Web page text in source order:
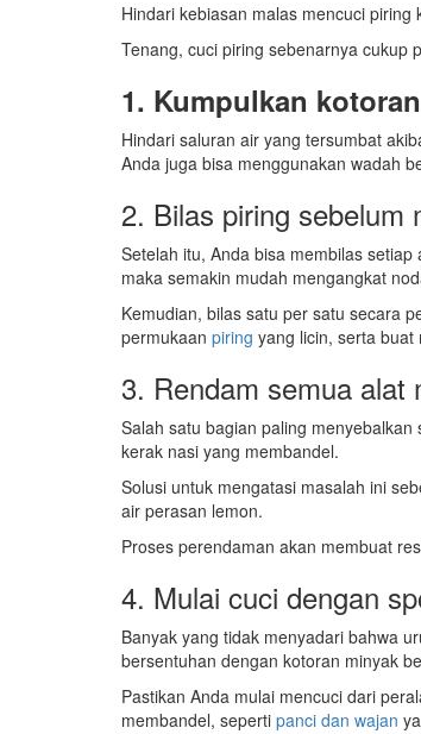
Hindari kebiasan malas mencuci
Tenang, cuci piring sebenarnya cukup
1. Kumpulkan
Hindari saluran air yang tersumbat
Anda juga bisa menggunakan wadah
2. Bilas piring sebelum
Setelah itu, Anda bisa membilas
maka semakin mudah mengangkat
Kemudian, bilas satu per satu secara
permukaan piring yang licin, serta
3. Rendam semua alat
Salah satu bagian paling
kerak nasi yang membandel.
Solusi untuk mengatasi masalah ini
air perasan lemon.
Proses perendaman akan membuat
4. Mulai cuci dengan
Banyak yang tidak menyadari bahwa
bersentuhan dengan kotoran minyak
Pastikan Anda mulai mencuci dari
membandel, seperti panci dan wajan